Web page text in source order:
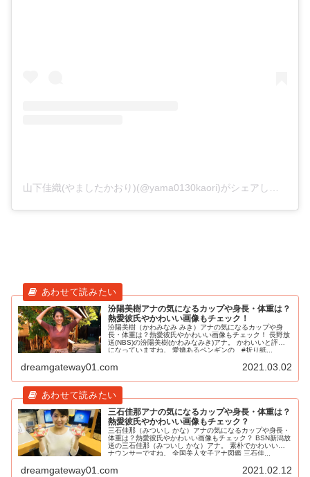
汾陽美樹アナの気になるカップや身長・体重は？
熱愛彼氏やかわいい画像もチェック！
汾陽美樹（かわみなみ みき）アナの気になるカップや身
長・体重は？熱愛彼氏やかわいい画像もチェック！ 長野放
送(NBS)の汾陽美樹(かわみなみき)アナ。 かわいいと評判
になっていますね。 愛嬌あるペンギンの #折り紙...
dreamgateway01.com 2021.03.02
三石佳那アナの気になるカップや身長・体重は？
熱愛彼氏やかわいい画像もチェック？
三石佳那（みついし かな）アナの気になるカップや身長・
体重は？熱愛彼氏やかわいい画像もチェック？ BSN新潟放
送の三石佳那（みついし かな）アナ。 素朴でかわいいア
ナウンサーですね。 全国美人女子アナ図鑑 三石佳...
dreamgateway01.com 2021.02.12